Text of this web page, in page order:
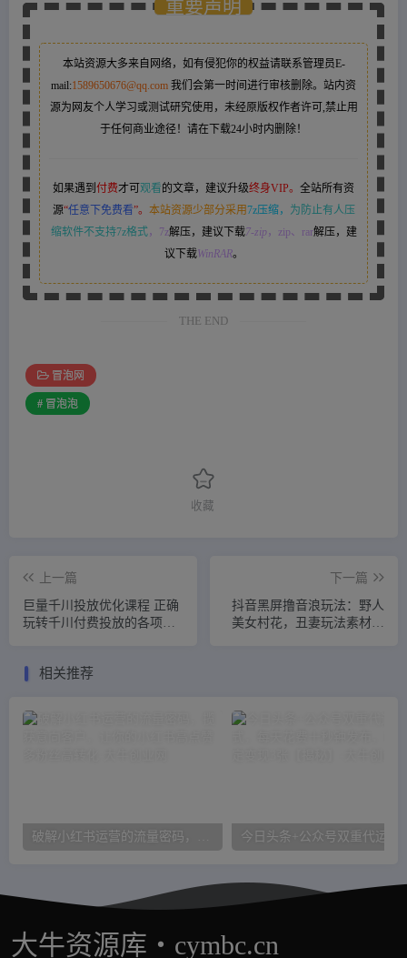
重要声明
本站资源大多来自网络，如有侵犯你的权益请联系管理员E-
mail:1589650676@qq.com 我们会第一时间进行审核删除。站内资
源为网友个人学习或测试研究使用，未经原版权作者许可,禁止用
于任何商业途径！请在下载24小时内删除！
如果遇到 付费才可 观看 的文章，建议升级终身VIP。 全站所有资
源“任意下免费看”。 本站资源少部分采用7z压缩，
为防止有人压
缩软件不支持7z格式，7z解压，建议下载7-zip，zip、rar解压，建
议下载WinRAR。
THE END
冒泡网
# 冒泡泡
收藏
上一篇
巨量千川投放优化课程 正确
玩转千川付费投放的各项技
下一篇
抖音黑屏撸音浪玩法：野人
美女村花，丑妻玩法素材统
相关推荐
大牛资源库・cymbc.cn